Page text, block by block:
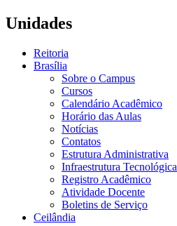
Unidades
Reitoria
Brasília
Sobre o Campus
Cursos
Calendário Acadêmico
Horário das Aulas
Notícias
Contatos
Estrutura Administrativa
Infraestrutura Tecnológica
Registro Acadêmico
Atividade Docente
Boletins de Serviço
Ceilândia